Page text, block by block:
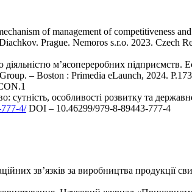
of management of competitiveness
Prague. Nemoros s.r.o. 2023. Czech
м’ясопереробних підприємств.
– Boston : Primedia eLaunch, 2024.
особливості розвитку та
4/DOI – 10.46299/979-8-89443-777-4
зв’язків за виробництва